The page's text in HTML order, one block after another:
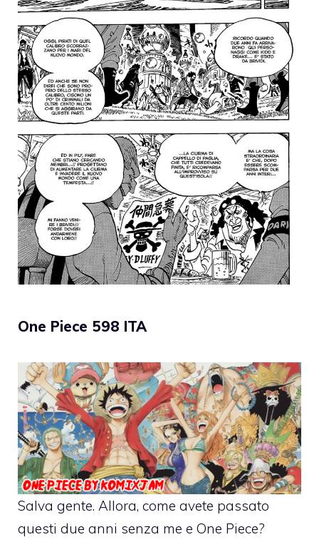
One Piece 598 ITA
Salva gente. Allora, come avete passato
questi due anni senza me e One Piece?